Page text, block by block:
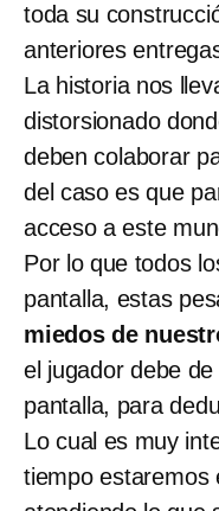
toda su
anteriores
La historia nos
distorsionado
deben colaborar
del caso es que
acceso a este
Por lo que todos
pantalla, estas
miedos de
el jugador debe
pantalla, para
Lo cual es muy
tiempo estaremos